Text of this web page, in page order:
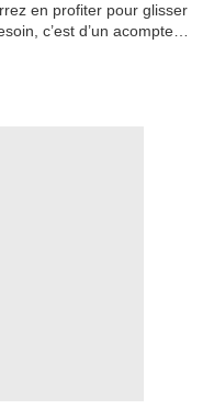
en profiter pour glisser
c’est d’un acompte…